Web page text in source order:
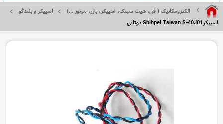
الکترومکانیک ( فن، هیت سینک، اسپیکر، بازر، موتور ...)
اسپیکر و بلندگو
اسپیکرShihpei Taiwan S-40J01 دوتایی